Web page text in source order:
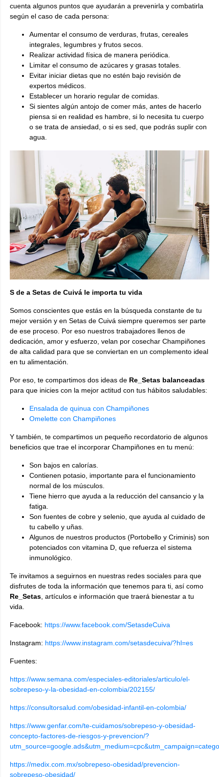
cuenta algunos puntos que ayudarán a prevenirla y combatirla
según el caso de cada persona:
Aumentar el consumo de verduras, frutas, cereales
integrales, legumbres y frutos secos.
Realizar actividad física de manera periódica.
Limitar el consumo de azúcares y grasas totales.
Evitar iniciar dietas que no estén bajo revisión de
expertos médicos.
Establecer un horario regular de comidas.
Si sientes algún antojo de comer más, antes de hacerlo
piensa si en realidad es hambre, si lo necesita tu cuerpo
o se trata de ansiedad, o si es sed, que podrás suplir con
agua.
S de a Setas de Cuivá le importa tu vida
Somos conscientes que estás en la búsqueda constante de tu
mejor versión y en Setas de Cuivá siempre queremos ser parte
de ese proceso. Por eso nuestros trabajadores llenos de
dedicación, amor y esfuerzo, velan por cosechar Champiñones
de alta calidad para que se conviertan en un complemento ideal
en tu alimentación.
Por eso, te compartimos dos ideas de Re_Setas balanceadas
para que inicies con la mejor actitud con tus hábitos saludables:
Ensalada de quinua con Champiñones
Omelette con Champiñones
Y también, te compartimos un pequeño recordatorio de algunos
beneficios que trae el incorporar Champiñones en tu menú:
Son bajos en calorías.
Contienen potasio, importante para el funcionamiento
normal de los músculos.
Tiene hierro que ayuda a la reducción del cansancio y la
fatiga.
Son fuentes de cobre y selenio, que ayuda al cuidado de
tu cabello y uñas.
Algunos de nuestros productos (Portobello y Criminis) son
potenciados con vitamina D, que refuerza el sistema
inmunológico.
Te invitamos a seguirnos en nuestras redes sociales para que
disfrutes de toda la información que tenemos para ti, así como
Re_Setas , artículos e información que traerá bienestar a tu
vida.
Facebook: https://www.facebook.com/SetasdeCuiva
Instagram: https://www.instagram.com/setasdecuiva/?hl=es
Fuentes:
https://www.semana.com/especiales-editoriales/articulo/el-
sobrepeso-y-la-obesidad-en-colombia/202155/
https://consultorsalud.com/obesidad-infantil-en-colombia/
https://www.genfar.com/te-cuidamos/sobrepeso-y-obesidad-
concepto-factores-de-riesgos-y-prevencion/?
https://medix.com.mx/sobrepeso-obesidad/prevencion-
sobrepeso-obesidad/